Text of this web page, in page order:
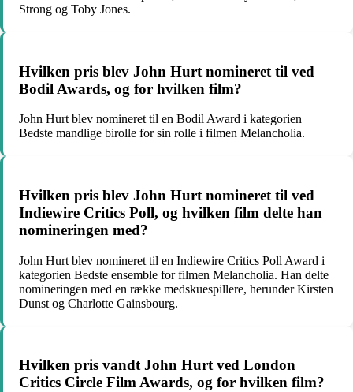
Strong og Toby Jones.
Hvilken pris blev John Hurt nomineret til ved
Bodil Awards, og for hvilken film?
John Hurt blev nomineret til en Bodil Award i kategorien
Bedste mandlige birolle for sin rolle i filmen Melancholia.
Hvilken pris blev John Hurt nomineret til ved
Indiewire Critics Poll, og hvilken film delte han
nomineringen med?
John Hurt blev nomineret til en Indiewire Critics Poll Award i
kategorien Bedste ensemble for filmen Melancholia. Han delte
nomineringen med en række medskuespillere, herunder Kirsten
Dunst og Charlotte Gainsbourg.
Hvilken pris vandt John Hurt ved London
Critics Circle Film Awards, og for hvilken film?